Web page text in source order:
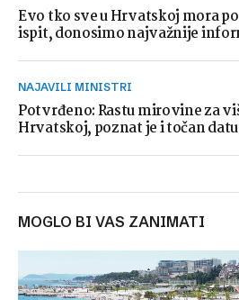
Evo tko sve u Hrvatskoj mora
ispit, donosimo najvažnije
NAJAVILI MINISTRI
Potvrđeno: Rastu mirovine za
Hrvatskoj, poznat je i točan
MOGLO BI VAS ZANIMATI